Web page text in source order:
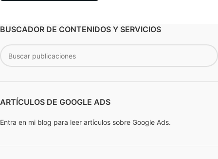
BUSCADOR DE CONTENIDOS Y SERVICIOS
ARTÍCULOS DE GOOGLE ADS
Entra en mi blog para leer artículos sobre Google Ads.